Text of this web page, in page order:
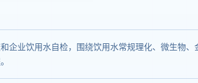
企业饮用水自检，围绕饮用水常规理化、微生物